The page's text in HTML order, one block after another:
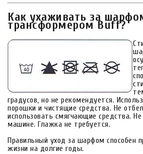
Как ухаживать за
трансформером Buff?
градусов, но не рекомендуется.
порошки и чистящие средства. Не
использовать смягчающие средства.
машине. Глажка не требуется.
Правильный уход за шарфом способен
жизни на долгие годы.